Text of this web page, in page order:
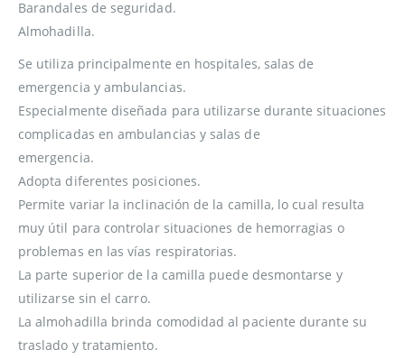
Barandales de seguridad.
Almohadilla.
Se utiliza principalmente en hospitales, salas de
emergencia y ambulancias.
Especialmente diseñada para utilizarse durante situaciones
complicadas en ambulancias y salas de
emergencia.
Adopta diferentes posiciones.
Permite variar la inclinación de la camilla, lo cual resulta
muy útil para controlar situaciones de hemorragias o
problemas en las vías respiratorias.
La parte superior de la camilla puede desmontarse y
utilizarse sin el carro.
La almohadilla brinda comodidad al paciente durante su
traslado y tratamiento.